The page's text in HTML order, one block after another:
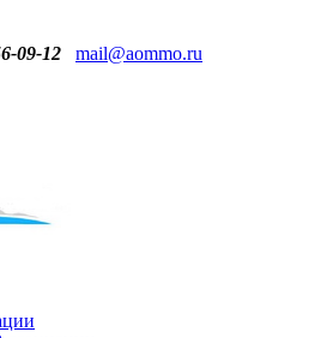
09-12
mail@aommo.ru